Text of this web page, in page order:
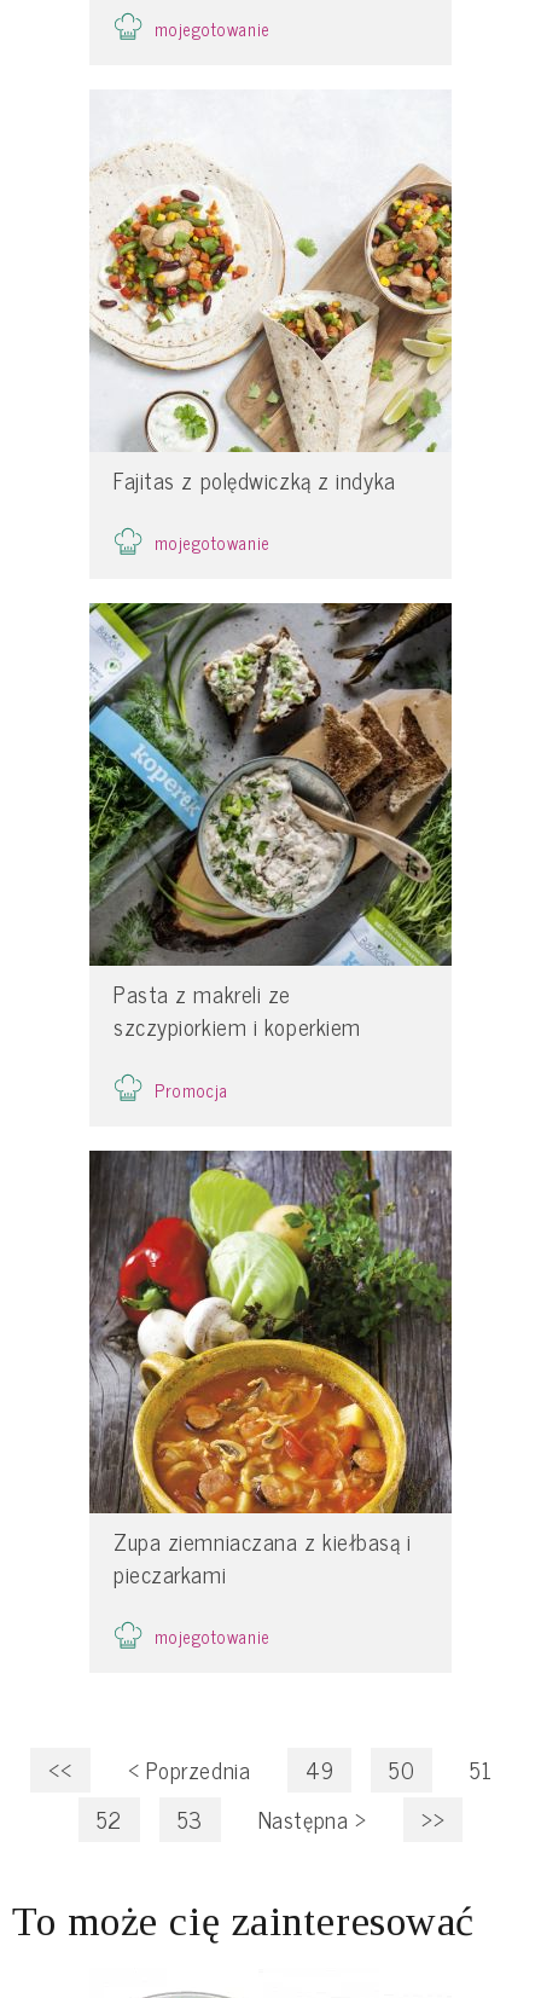
mojegotowanie
Fajitas z polędwiczką z indyka
mojegotowanie
Pasta z makreli ze
szczypiorkiem i koperkiem
Promocja
Zupa ziemniaczana z kiełbasą i
pieczarkami
mojegotowanie
<< < Poprzednia 49 50
51
52
53 Następna > >>
To może cię zainteresować